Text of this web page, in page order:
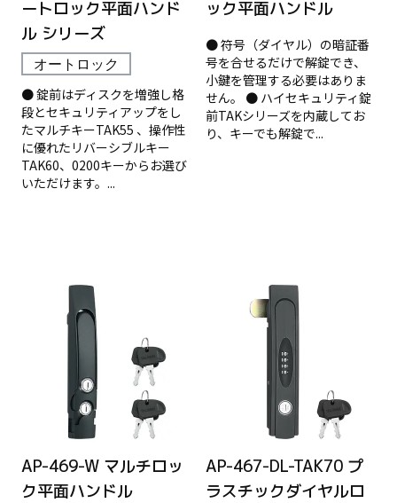
ートロック平面ハンド
ル シリーズ
オートロック
● 錠前はディスクを増強し格
段とセキュリティアップをし
たマルチキーTAK55 、操作性
に優れたリバーシブルキー
TAK60、0200キーからお選び
いただけます。...
ック平面ハンドル
● 符号（ダイヤル）の暗証番
号を合せるだけで解錠でき、
小鍵を管理する必要はありま
せん。 ● ハイセキュリティ錠
前TAKシリーズを内蔵してお
り、キーでも解錠で...
AP-469-W マルチロッ
ク平面ハンドル
AP-467-DL-TAK70 プ
ラスチックダイヤルロ